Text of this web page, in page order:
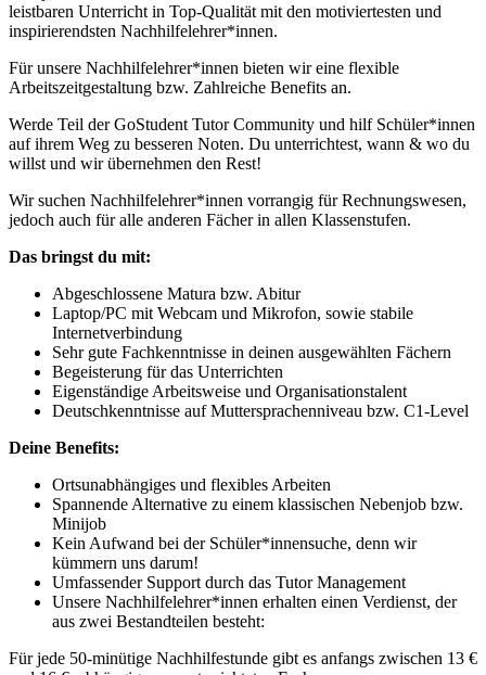
leistbaren Unterricht in Top-Qualität mit den motiviertesten und
inspirierendsten Nachhilfelehrer*innen.
Für unsere Nachhilfelehrer*innen bieten wir eine flexible
Arbeitszeitgestaltung bzw. Zahlreiche Benefits an.
Werde Teil der GoStudent Tutor Community und hilf Schüler*innen
auf ihrem Weg zu besseren Noten. Du unterrichtest, wann & wo du
willst und wir übernehmen den Rest!
Wir suchen Nachhilfelehrer*innen vorrangig für Rechnungswesen,
jedoch auch für alle anderen Fächer in allen Klassenstufen.
Das bringst du mit:
Abgeschlossene Matura bzw. Abitur
Laptop/PC mit Webcam und Mikrofon, sowie stabile
Internetverbindung
Sehr gute Fachkenntnisse in deinen ausgewählten Fächern
Begeisterung für das Unterrichten
Eigenständige Arbeitsweise und Organisationstalent
Deutschkenntnisse auf Muttersprachenniveau bzw. C1-Level
Deine Benefits:
Ortsunabhängiges und flexibles Arbeiten
Spannende Alternative zu einem klassischen Nebenjob bzw.
Minijob
Kein Aufwand bei der Schüler*innensuche, denn wir
kümmern uns darum!
Umfassender Support durch das Tutor Management
Unsere Nachhilfelehrer*innen erhalten einen Verdienst, der
aus zwei Bestandteilen besteht:
Für jede 50-minütige Nachhilfestunde gibt es anfangs zwischen 13 €